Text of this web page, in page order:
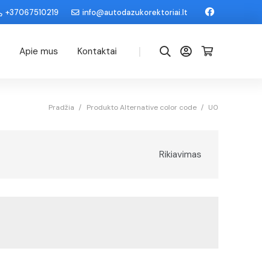
+37067510219 info@autodazukorektoriai.lt
Apie mus Kontaktai |
Pradžia / Produkto Alternative color code / U0
Rikiavimas